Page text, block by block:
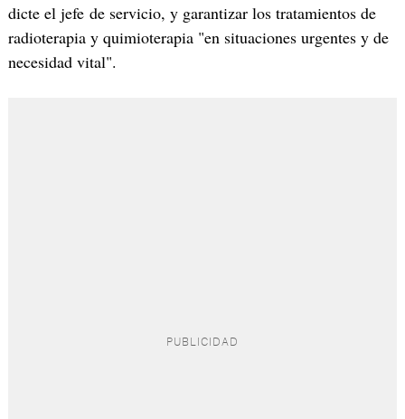
dicte el jefe de servicio, y garantizar los tratamientos de
radioterapia y quimioterapia "en situaciones urgentes y de
necesidad vital".